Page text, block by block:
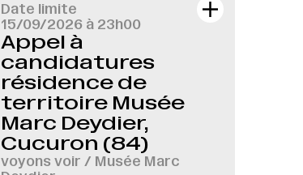
Date limite
15/09/2026 à 23h00
Appel à
candidatures
résidence de
territoire Musée
Marc Deydier,
Cucuron (84)
voyons voir / Musée Marc